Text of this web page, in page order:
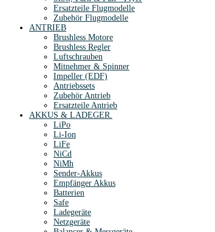
Ersatzteile Flugmodelle
Zubehör Flugmodelle
ANTRIEB
Brushless Motore
Brushless Regler
Luftschrauben
Mitnehmer & Spinner
Impeller (EDF)
Antriebssets
Zubehör Antrieb
Ersatzteile Antrieb
AKKUS & LADEGER.
LiPo
Li-Ion
LiFe
NiCd
NiMh
Sender-Akkus
Empfänger Akkus
Batterien
Safe
Ladegeräte
Netzgeräte